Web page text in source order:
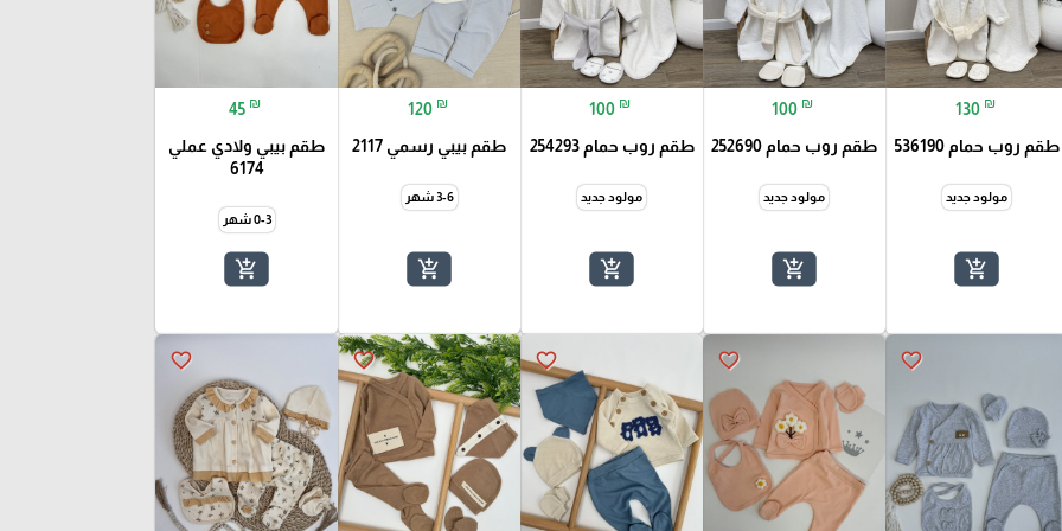
130 ₪
طقم روب حمام 536190
مولود جديد
add_shopping_cart
100 ₪
طقم روب حمام 252690
مولود جديد
add_shopping_cart
100 ₪
طقم روب حمام 254293
مولود جديد
add_shopping_cart
120 ₪
طقم بيبي رسمي 2117
3-6 شهر
add_shopping_cart
45 ₪
طقم بيبي ولادي عملي
6174
0-3 شهر
add_shopping_cart
favorite_border
favorite_border
favorite_border
favorite_border
favorite_border